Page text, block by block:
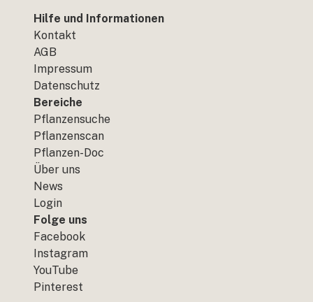
Hilfe und Informationen
Kontakt
AGB
Impressum
Datenschutz
Bereiche
Pflanzensuche
Pflanzenscan
Pflanzen-Doc
Über uns
News
Login
Folge uns
Facebook
Instagram
YouTube
Pinterest